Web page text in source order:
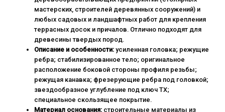
мастерских, строителей деревянных сооружений) и
любых садовых и ландшафтных работ для крепления
террасных досок и причалов. Отлично подходят для
древесины твердых пород.
Описание и особенности:усиленная головка; режущие
ребра; стабилизированное тело; оригинальное
расположение боковой стороны профиля резьбы;
режущая канавка; фрезерующие ребра под головкой;
звездообразное углубление под ключ TX;
специальное скользящее покрытие.
Материал основания:строительные материалы из